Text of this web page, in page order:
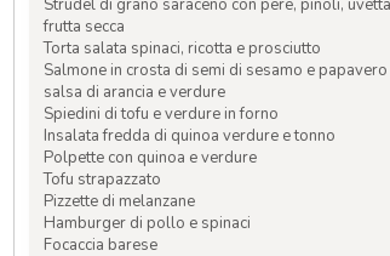
Strudel di grano saraceno con pere, pinoli,
frutta secca
Torta salata spinaci, ricotta e prosciutto
Salmone in crosta di semi di sesamo e papavero
salsa di arancia e verdure
Spiedini di tofu e verdure in forno
Insalata fredda di quinoa verdure e tonno
Polpette con quinoa e verdure
Tofu strapazzato
Pizzette di melanzane
Hamburger di pollo e spinaci
Focaccia barese